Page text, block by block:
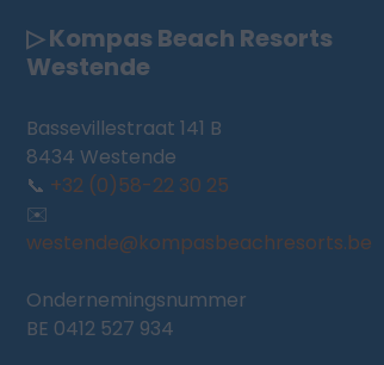
▷ Kompas Beach Resorts
Westende
Bassevillestraat 141 B
8434 Westende
📞 +32 (0)58-22 30 25
✉️
westende@kompasbeachresorts.be
Ondernemingsnummer
BE 0412 527 934